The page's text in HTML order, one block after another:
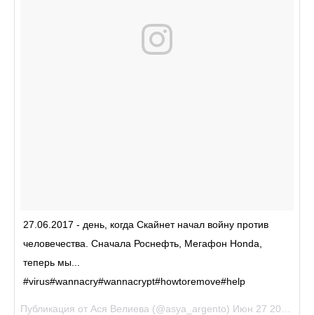
27.06.2017 - день, когда Скайнет начал войну против
человечества. Сначала Роснефть, Мегафон Honda,
теперь мы...
#virus#wannacry#wannacrypt#howtoremove#help
Публикация от Ася Велиева (@asya_argento) Июн 27 2017 в 5:27 PDT